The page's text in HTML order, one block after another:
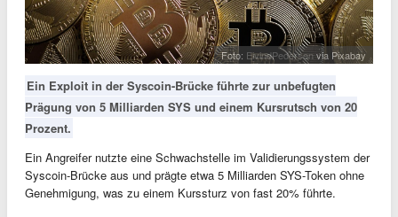
Foto: EivindPedersenvia Pixabay
Ein Exploit in der Syscoin-Brücke führte zur unbefugten
Prägung von 5 Milliarden SYS und einem Kursrutsch von 20
Prozent.
Ein Angreifer nutzte eine Schwachstelle im Validierungssystem der
Syscoin-Brücke aus und prägte etwa 5 Milliarden SYS-Token ohne
Genehmigung, was zu einem Kurssturz von fast 20% führte.